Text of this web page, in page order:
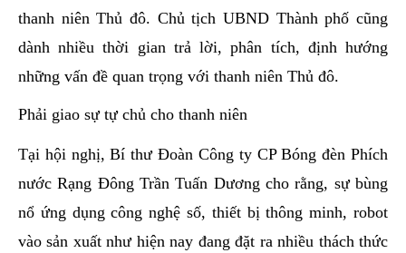
thanh niên Thủ đô. Chủ tịch UBND Thành phố cũng
dành nhiều thời gian trả lời, phân tích, định hướng
những vấn đề quan trọng với thanh niên Thủ đô.
Phải giao sự tự chủ cho thanh niên
Tại hội nghị, Bí thư Đoàn Công ty CP Bóng đèn Phích
nước Rạng Đông Trần Tuấn Dương cho rằng, sự bùng
nổ ứng dụng công nghệ số, thiết bị thông minh, robot
vào sản xuất như hiện nay đang đặt ra nhiều thách thức